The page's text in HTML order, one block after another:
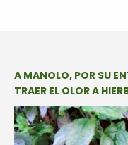
A MANOLO, POR SU
TRAER EL OLOR A